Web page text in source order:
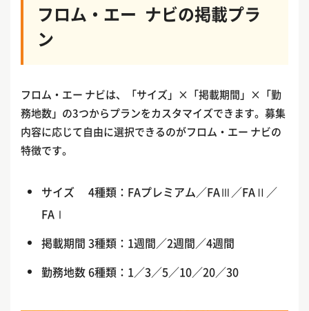
フロム・エー ナビの掲載プラ
ン
フロム・エー ナビは、「サイズ」×「掲載期間」×「勤
務地数」の3つからプランをカスタマイズできます。募集
内容に応じて自由に選択できるのがフロム・エー ナビの
特徴です。
サイズ 4種類：FAプレミアム／FAⅢ／FAⅡ／
FAⅠ
掲載期間 3種類：1週間／2週間／4週間
勤務地数 6種類：1／3／5／10／20／30